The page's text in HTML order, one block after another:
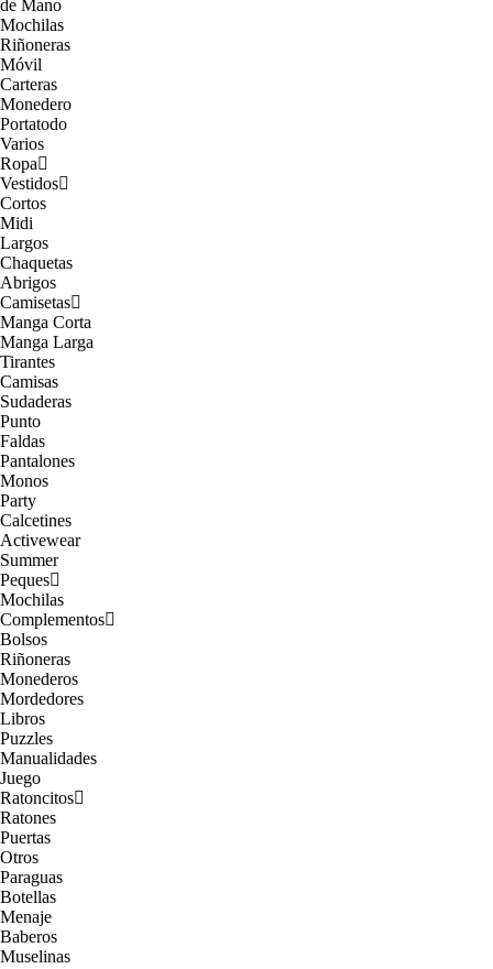
de Mano
Mochilas
Riñoneras
Móvil
Carteras
Monedero
Portatodo
Varios
Ropa
Vestidos
Cortos
Midi
Largos
Chaquetas
Abrigos
Camisetas
Manga Corta
Manga Larga
Tirantes
Camisas
Sudaderas
Punto
Faldas
Pantalones
Monos
Party
Calcetines
Activewear
Summer
Peques
Mochilas
Complementos
Bolsos
Riñoneras
Monederos
Mordedores
Libros
Puzzles
Manualidades
Juego
Ratoncitos
Ratones
Puertas
Otros
Paraguas
Botellas
Menaje
Baberos
Muselinas